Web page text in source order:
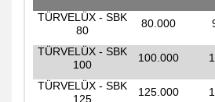
TÜRVELÜX - SBK
80
80.000
TÜRVELÜX - SBK
100
100.000
TÜRVELÜX - SBK
125
125.000